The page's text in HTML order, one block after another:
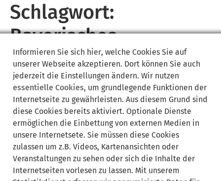
Schlagwort:
Bayerisches
Forschungsprogramm
Informieren Sie sich hier, welche Cookies Sie auf
unserer Webseite akzeptieren. Dort können Sie auch
jederzeit die Einstellungen ändern. Wir nutzen
essentielle Cookies, um grundlegende Funktionen der
Internetseite zu gewährleisten. Aus diesem Grund sind
diese Cookies bereits aktiviert. Optionale Dienste
ermöglichen die Einbettung von externen Medien in
unsere Internetsete. Sie müssen diese Cookies
zulassen um z.B. Videos, Kartenansichten oder
Veranstaltungen zu sehen oder sich die Inhalte der
Internetseiten vorlesen zu lassen. Mit unserem